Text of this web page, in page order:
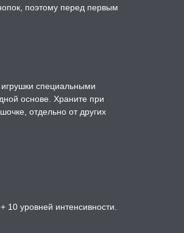
поэтому перед первым
специальными
основе. Храните при
отдельно от других
уровней интенсивности.